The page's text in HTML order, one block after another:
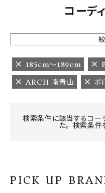
NEW ARRIVAL
ARCH EXCLUSIVE
BRAND
CATEGORY
コーデ
185cm〜189cm
ARCH 南青山
ポ
検索条件に該当するコー
た。 検索条件
PICK UP